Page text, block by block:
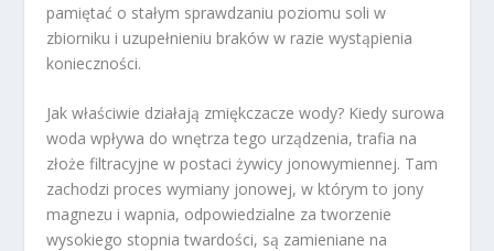
pamiętać o stałym sprawdzaniu poziomu soli w
zbiorniku i uzupełnieniu braków w razie wystąpienia
konieczności.
Jak właściwie działają zmiękczacze wody? Kiedy surowa
woda wpływa do wnętrza tego urządzenia, trafia na
złoże filtracyjne w postaci żywicy jonowymiennej. Tam
zachodzi proces wymiany jonowej, w którym to jony
magnezu i wapnia, odpowiedzialne za tworzenie
wysokiego stopnia twardości, są zamieniane na